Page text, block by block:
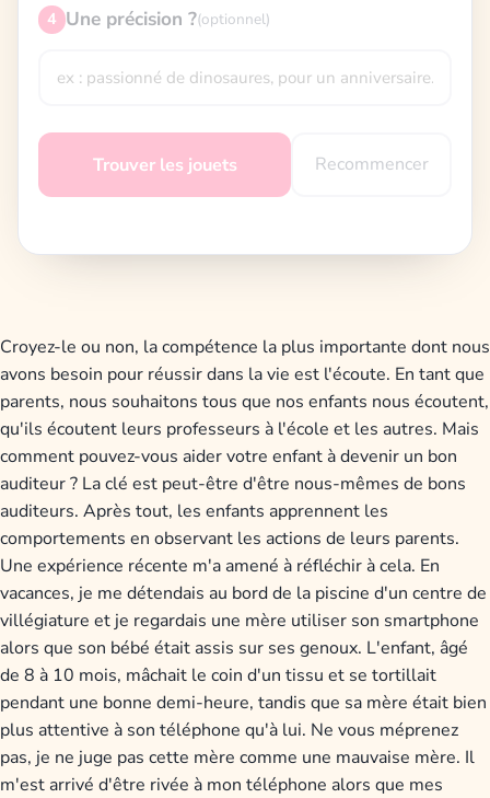
4 Une précision ?(optionnel)
Trouver les jouets Recommencer
Croyez-le ou non, la compétence la plus importante dont nous
avons besoin pour réussir dans la vie est l'écoute. En tant que
parents, nous souhaitons tous que nos enfants nous écoutent,
qu'ils écoutent leurs professeurs à l'école et les autres. Mais
comment pouvez-vous aider votre enfant à devenir un bon
auditeur ? La clé est peut-être d'être nous-mêmes de bons
auditeurs. Après tout, les enfants apprennent les
comportements en observant les actions de leurs parents.
Une expérience récente m'a amené à réfléchir à cela. En
vacances, je me détendais au bord de la piscine d'un centre de
villégiature et je regardais une mère utiliser son smartphone
alors que son bébé était assis sur ses genoux. L'enfant, âgé
de 8 à 10 mois, mâchait le coin d'un tissu et se tortillait
pendant une bonne demi-heure, tandis que sa mère était bien
plus attentive à son téléphone qu'à lui. Ne vous méprenez
pas, je ne juge pas cette mère comme une mauvaise mère. Il
m'est arrivé d'être rivée à mon téléphone alors que mes